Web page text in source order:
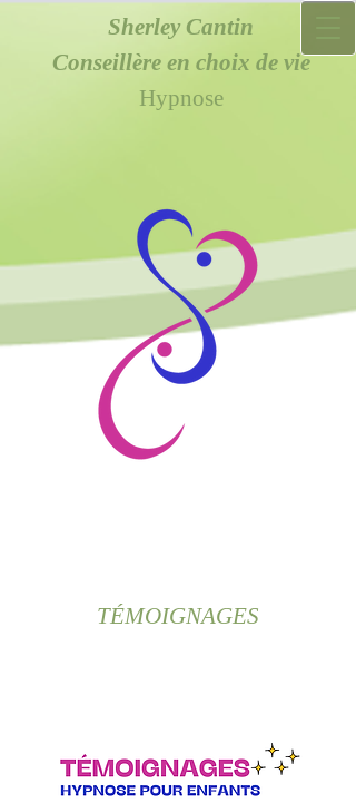
Sherley Cantin
Conseillère en choix de vie
Hypnose
TÉMOIGNAGES